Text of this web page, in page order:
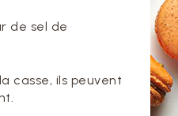
de sel de
casse, ils peuvent